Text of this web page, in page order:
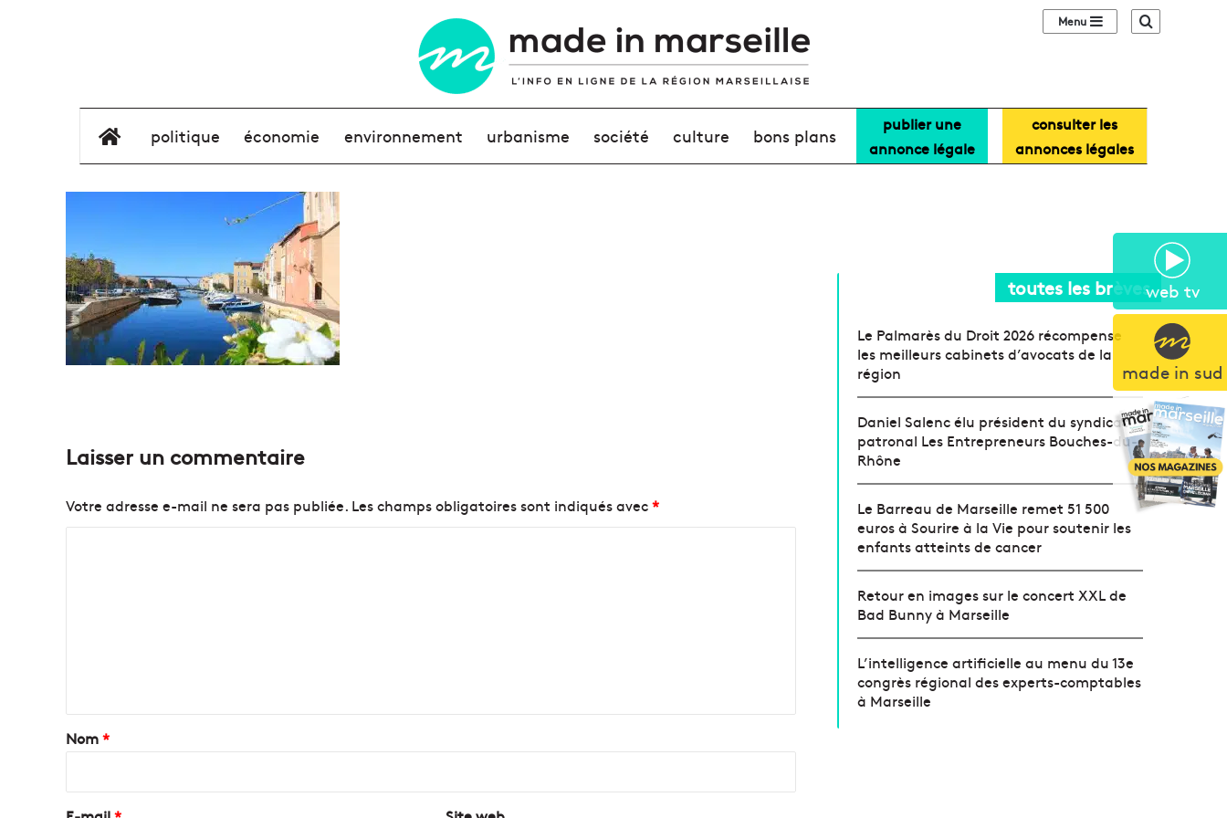
web tv
made in sud
Sidebar (barre
élément de menu
politique économie environnement urbanisme société culture bons plans
publier une
annonce légale
consulter les
annonces légales
Laisser un commentaire
Votre adresse e-mail ne sera pas publiée. Les champs obligatoires sont indiqués avec*
a
r
Nom*
toutes les brèves
Le Palmarès du Droit 2026 récompense
les meilleurs cabinets d’avocats de la
région
Daniel Salenc élu président du syndicat
patronal Les Entrepreneurs Bouches-du-
Rhône
Le Barreau de Marseille remet 51 500
euros à Sourire à la Vie pour soutenir les
enfants atteints de cancer
Retour en images sur le concert XXL de
Bad Bunny à Marseille
L’intelligence artificielle au menu du 13e
congrès régional des experts-comptables
à Marseille